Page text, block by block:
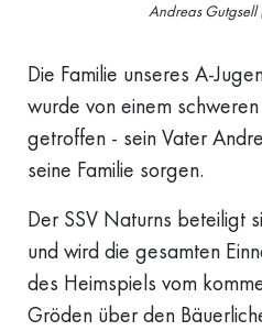
Andreas Gutgsell
Die Familie unseres A-
wurde von einem
getroffen - sein Vater
seine Familie sorgen.
Der SSV Naturns beteiligt
und wird die gesamten
des Heimspiels vom
Gröden über den